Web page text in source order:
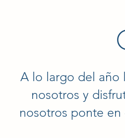
A lo largo del año
nosotros y
nosotros ponte en